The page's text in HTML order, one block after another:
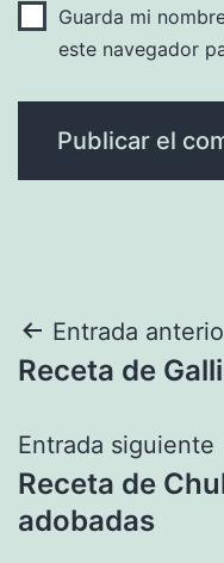
Guarda mi
este navegador
de
entradas
Entrada
Receta de
Entrada siguiente
Receta de
adobadas